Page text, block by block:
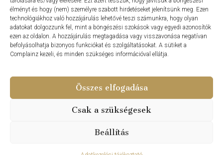
élményt és hogy (nem) személyre szabott hirdetéseket jelenítsünk meg. Ezen
technológiákhoz való hozzájárulás lehetővé teszi számunkra, hogy olyan
adatokat dolgozzunk fel, mint a böngészési szokások vagy egyedi azonosítók
ezen az oldalon. A hozzájárulás megtagadása vagy visszavonása negatívan
befolyásolhatja bizonyos funkciókat és szolgáltatásokat. A sütiket a
Complainz kezeli, és minden szükséges információval ellátja.
Összes elfogadása
Csak a szükségesek
Beállítás
MIT KÍNÁLHAT SZÁMUNKRA EGY INGATLANIRODA VEVŐI
ÉS ELADÓI NÉZŐPONTBÓL?
MILYEN KÖLTSÉGEKKEL KELL SZÁMOLNUNK
INGATLANVÁSÁRLÁS SORÁN?
Weboldal készítés – PDigitalFox.hu